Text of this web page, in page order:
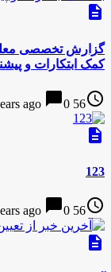
description
گزارش تخصصی
کمک ابتکارات و
access_time
56 years ago
chat_bubble0
description
123
access_time
56 years ago
chat_bubble0
description